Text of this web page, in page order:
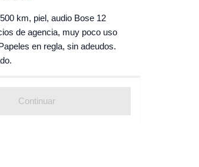
km, piel, audio Bose 12
de agencia, muy poco uso
en regla, sin adeudos.
Continuar